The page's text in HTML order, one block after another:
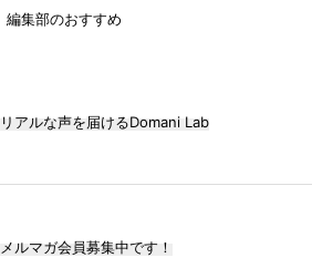
編集部のおすすめ
リアルな声を届けるDomani Lab
メルマガ会員募集中です！